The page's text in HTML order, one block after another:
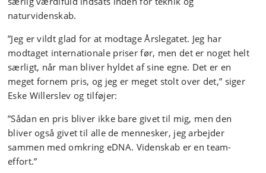
naturvidenskab.
”Jeg er vildt glad for at modtage Årslegatet. Jeg har
modtaget internationale priser før, men det er noget helt
særligt, når man bliver hyldet af sine egne. Det er en
meget fornem pris, og jeg er meget stolt over det,” siger
Eske Willerslev og tilføjer:
”Sådan en pris bliver ikke bare givet til mig, men den
bliver også givet til alle de mennesker, jeg arbejder
sammen med omkring eDNA. Videnskab er en team-
effort.”